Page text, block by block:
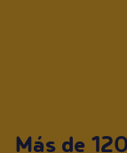
Más de